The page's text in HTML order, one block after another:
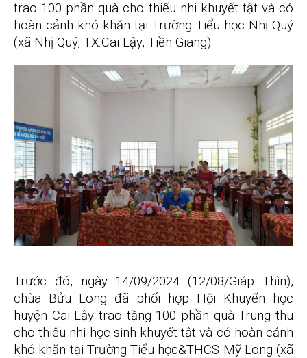
trao 100 phần quà cho thiếu nhi khuyết tật và có
hoàn cảnh khó khăn tại Trường Tiểu học Nhị Quý
(xã Nhị Quý, TX.Cai Lậy, Tiền Giang).
Trước đó, ngày 14/09/2024 (12/08/Giáp Thìn),
chùa Bửu Long đã phối hợp Hội Khuyến học
huyện Cai Lậy trao tặng 100 phần quà Trung thu
cho thiếu nhi học sinh khuyết tật và có hoàn cảnh
khó khăn tại Trường Tiểu học&THCS Mỹ Long (xã